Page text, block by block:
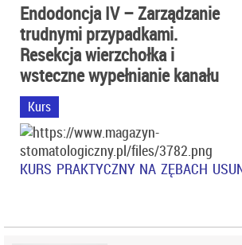
Endodoncja IV – Zarządzanie
trudnymi przypadkami.
Resekcja wierzchołka i
wsteczne wypełnianie kanału
Kurs
KURS PRAKTYCZNY NA ZĘBACH
Miejsce: KRAKÓW